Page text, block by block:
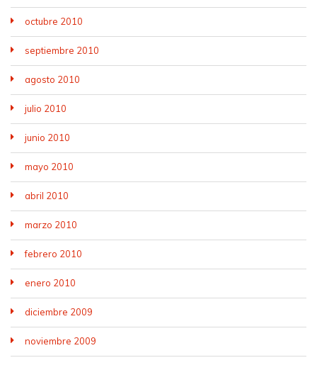
octubre 2010
septiembre 2010
agosto 2010
julio 2010
junio 2010
mayo 2010
abril 2010
marzo 2010
febrero 2010
enero 2010
diciembre 2009
noviembre 2009